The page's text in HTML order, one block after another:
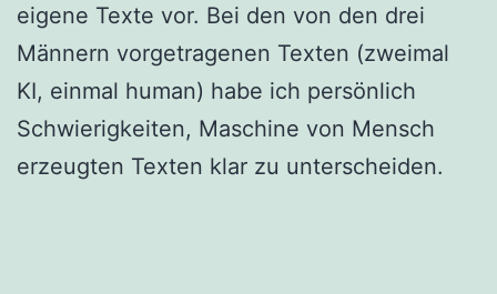
eigene Texte vor. Bei den von den drei
Männern vorgetragenen Texten (zweimal
KI, einmal human) habe ich persönlich
Schwierigkeiten, Maschine von Mensch
erzeugten Texten klar zu unterscheiden.